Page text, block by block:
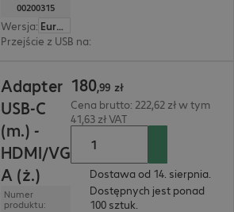
00200315
Wersja:
Europa
Przejście z USB na:
Adapter
USB-C
(m.) -
HDMI/VG
A (ż.)
Numer
produktu:
180,99 zł
Cena brutto: 222,62 zł w tym
41,63 zł VAT
Dostawa od 14. sierpnia.
Dostępnych jest ponad
100 sztuk.